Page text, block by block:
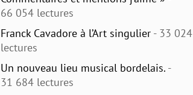
66 054 lectures
Franck Cavadore à l’Art singulier - 33 024
lectures
Un nouveau lieu musical bordelais. -
31 684 lectures